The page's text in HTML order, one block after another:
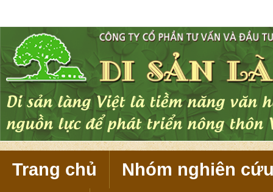
Di sản làng Việt là tiềm năng văn
nguồn lực để phát triển nông thôn
Trang chủ
Nhóm nghiên